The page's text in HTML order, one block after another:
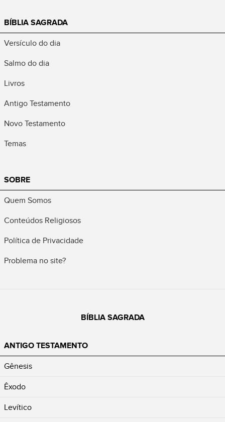
BÍBLIA SAGRADA
Versículo do dia
Salmo do dia
Livros
Antigo Testamento
Novo Testamento
Temas
SOBRE
Quem Somos
Conteúdos Religiosos
Política de Privacidade
Problema no site?
BÍBLIA SAGRADA
ANTIGO TESTAMENTO
Gênesis
Êxodo
Levítico